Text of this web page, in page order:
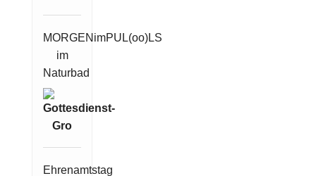
MORGENimPUL(oo)LS
im
Naturbad
Ehrenamtstag